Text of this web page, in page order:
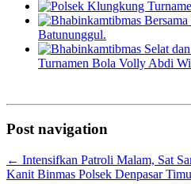
Batununggul.
Turnamen Bola Volly Abdi
Post navigation
← Intensifkan Patroli Malam, Sat
Kanit Binmas Polsek Denpasar